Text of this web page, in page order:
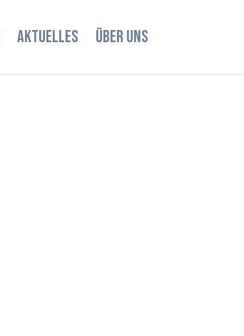
AKTUELLES ÜBER UNS